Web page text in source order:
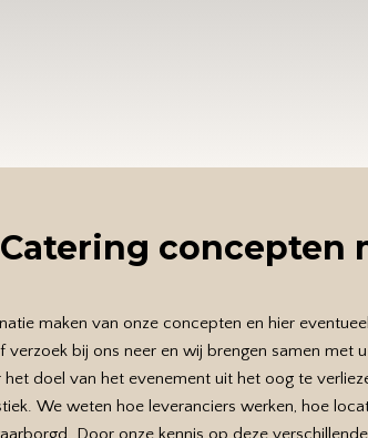
Catering concepten
maken van onze concepten en hier
verzoek bij ons neer en wij brengen samen met
het doel van het evenement uit het oog te
We weten hoe leveranciers werken, hoe
Door onze kennis op deze